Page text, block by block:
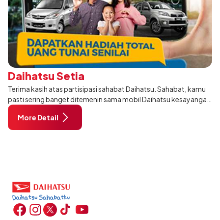
Daihatsu Setia
Terima kasih atas partisipasi sahabat Daihatsu. Sahabat, kamu
pasti sering banget ditemenin sama mobil Daihatsu kesayangan
di setiap aktivitas yang kamu jalani.
Pas banget, ayo tunjukin mom
More Detail